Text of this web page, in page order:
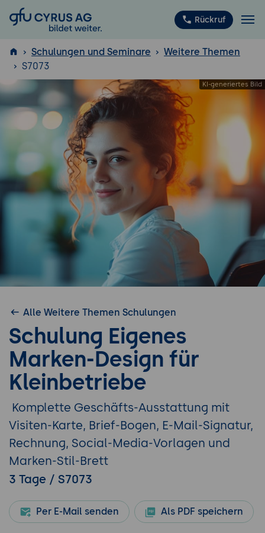
GFU Cyrus AG Rückruf
ISTQB ®
Schulungen und Seminare
Weitere Themen
S7073
Alle Weitere Themen Schulungen
Schulung Eigenes
Marken-Design für
Kleinbetriebe
Komplette Geschäfts-Ausstattung mit
Visiten-Karte, Brief-Bogen, E-Mail-Signatur,
Rechnung, Social-Media-Vorlagen und
Marken-Stil-Brett
3 Tage / S7073
Per E-Mail senden Als PDF speichern